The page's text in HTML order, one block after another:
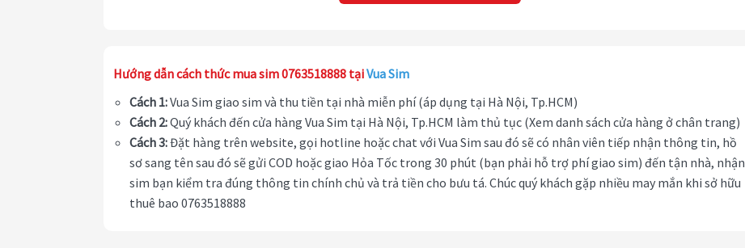
Hướng dẫn cách thức mua sim 0763518888 tạiVua Sim
Cách 1:Vua Sim giao sim và thu tiền tại nhà miễn phí (áp dụng tại Hà Nội, Tp.HCM)
Cách 2:Quý khách đến cửa hàng Vua Sim tại Hà Nội, Tp.HCM làm thủ tục (Xem danh sách cửa hàng ở chân trang)
Cách 3:Đặt hàng trên website, gọi hotline hoặc chat với Vua Sim sau đó sẽ có nhân viên tiếp nhận thông tin, hồ
sơ sang tên sau đó sẽ gửi COD hoặc giao Hỏa Tốc trong 30 phút (bạn phải hỗ trợ phí giao sim) đến tận nhà, nhận
sim bạn kiểm tra đúng thông tin chính chủ và trả tiền cho bưu tá. Chúc quý khách gặp nhiều may mắn khi sở hữu
thuê bao 0763518888